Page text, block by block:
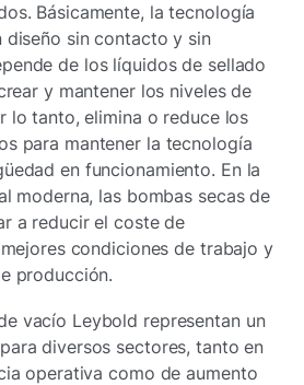
Básicamente, la tecnología
diseño sin contacto y sin
de los líquidos de sellado
y mantener los niveles de
lo tanto, elimina o reduce los
para mantener la tecnología
en funcionamiento. En la
moderna, las bombas secas de
a reducir el coste de
condiciones de trabajo y
producción.
vacío Leybold representan un
diversos sectores, tanto en
operativa como de aumento